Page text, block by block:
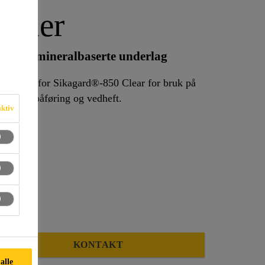
mineralbaserte underlag
primer for Sikagard®-850 Clear for bruk på
av påføring og vedheft.
KONTAKT